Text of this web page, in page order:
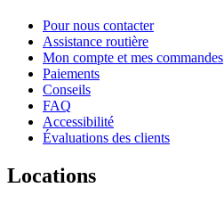
Pour nous contacter
Assistance routière
Mon compte et mes commandes
Paiements
Conseils
FAQ
Accessibilité
Évaluations des clients
Locations